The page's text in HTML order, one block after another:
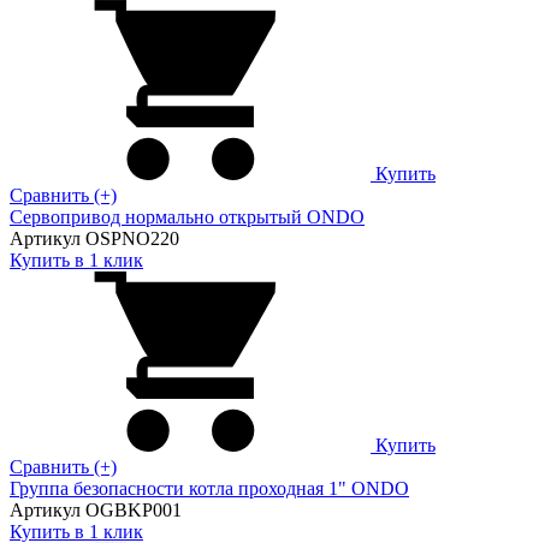
Купить
Сравнить (+)
Сервопривод нормально открытый ONDO
Артикул OSPNO220
Купить в 1 клик
Купить
Сравнить (+)
Группа безопасности котла проходная 1" ONDO
Артикул OGBKP001
Купить в 1 клик